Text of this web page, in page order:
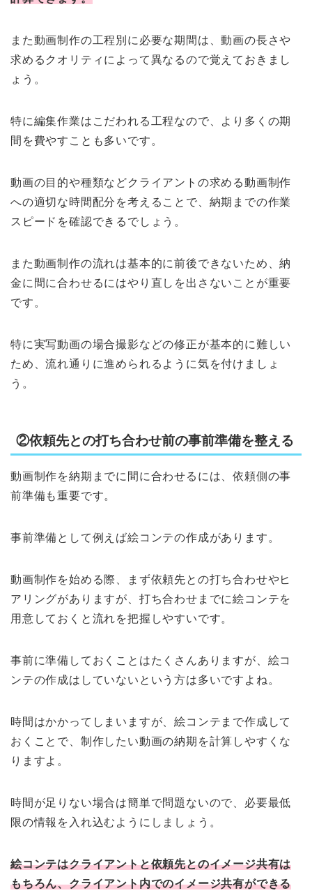
また動画制作の工程別に必要な期間は、動画の長さや
求めるクオリティによって異なるので覚えておきまし
ょう。
特に編集作業はこだわれる工程なので、より多くの期
間を費やすことも多いです。
動画の目的や種類などクライアントの求める動画制作
への適切な時間配分を考えることで、納期までの作業
スピードを確認できるでしょう。
また動画制作の流れは基本的に前後できないため、納
金に間に合わせるにはやり直しを出さないことが重要
です。
特に実写動画の場合撮影などの修正が基本的に難しい
ため、流れ通りに進められるように気を付けましょ
う。
②依頼先との打ち合わせ前の事前準備を整える
動画制作を納期までに間に合わせるには、依頼側の事
前準備も重要です。
事前準備として例えば絵コンテの作成があります。
動画制作を始める際、まず依頼先との打ち合わせやヒ
アリングがありますが、打ち合わせまでに絵コンテを
用意しておくと流れを把握しやすいです。
事前に準備しておくことはたくさんありますが、絵コ
ンテの作成はしていないという方は多いですよね。
時間はかかってしまいますが、絵コンテまで作成して
おくことで、制作したい動画の納期を計算しやすくな
りますよ。
時間が足りない場合は簡単で問題ないので、必要最低
限の情報を入れ込むようにしましょう。
絵コンテはクライアントと依頼先とのイメージ共有は
もちろん、クライアント内でのイメージ共有ができる